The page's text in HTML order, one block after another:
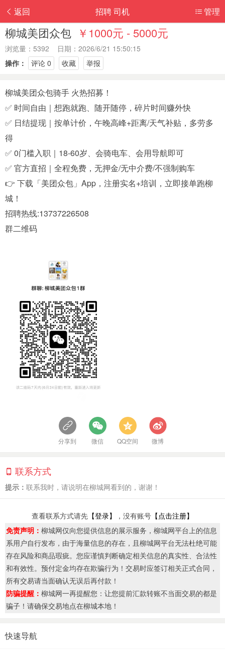
返回 管理
招聘 司机
柳城美团众包 ￥1000元 - 5000元
浏览量：5392 日期：2026/6/21 15:50:15
操作：
评论 0 收藏 举报
柳城美团众包骑手 火热招募！
✅ 时间自由｜想跑就跑、随开随停，碎片时间赚外快
✅ 日结提现｜按单计价，午晚高峰+距离/天气补贴，多劳多
得
✅ 0门槛入职｜18-60岁、会骑电车、会用导航即可
✅ 官方直招｜全程免费，无押金/无中介费/不强制购车
👉 下载「美团众包」App，注册实名+培训，立即接单跑柳
城！
招聘热线:13737226508
群二维码
分享到 微信 QQ空间 微博
联系方式
提示： 联系我时，请说明在柳城网看到的，谢谢！
查看联系方式请先 【登录】 ，没有账号 【点击注册】
免责声明： 柳城网仅向您提供信息的展示服务，柳城网平台上的信息
系用户自行发布，由于海量信息的存在，且柳城网平台无法杜绝可能
存在风险和商品瑕疵。您应谨慎判断确定相关信息的真实性、合法性
和有效性。预付定金均存在欺骗行为！交易时应签订相关正式合同，
所有交易请当面确认无误后再付款！
防骗提醒： 柳城网一再提醒您：让您提前汇款转账不当面交易的都是
骗子！请确保交易地点在柳城本地！
快速导航